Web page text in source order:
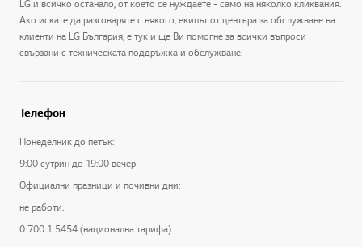
LG и всичко останало, от което се нуждаете - само на няколко кликвания.
Ако искате да разговаряте с някого, екипът от центъра за обслужване на
клиенти на LG България, е тук и ще Ви помогне за всички въпроси
свързани с техническата поддръжка и обслужване.
Телефон
Понеделник до петък:
9:00 сутрин до 19:00 вечер
Официални празници и почивни дни:
не работи.
0 700 1 5454 (национална тарифа)